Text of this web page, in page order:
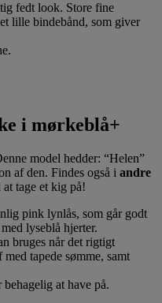
fedt look. Store fine
lille bindebånd, som giver
i mørkeblå+
model hedder: “Helen”
af den. Findes også i andre
tage et kig på!
pink lynlås, som går godt
lyseblå hjerter.
bruges når det rigtigt
tapede sømme, samt
at have på.